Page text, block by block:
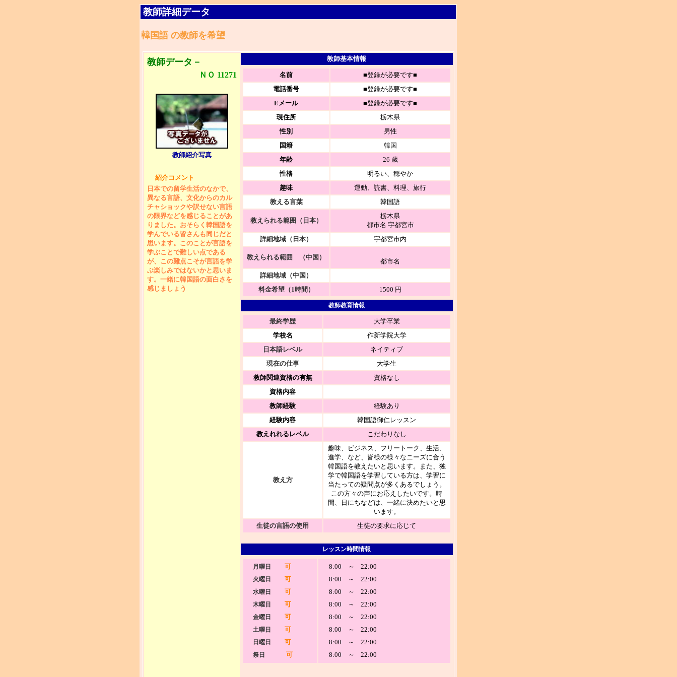
教師詳細データ
韓国語 の教師を希望
教師データ－
ＮＯ 11271
教師紹介写真
紹介コメント
日本での留学生活のなかで、
異なる言語、文化からのカル
チャショックや訳せない言語
の限界などを感じることがあ
りました。おそらく韓国語を
学んでいる皆さんも同じだと
思います。このことが言語を
学ぶことで難しい点である
が、この難点こそが言語を学
ぶ楽しみではないかと思いま
す。一緒に韓国語の面白さを
感じましょう
教師基本情報
名前
■登録が必要です■
電話番号
■登録が必要です■
Eメール
■登録が必要です■
現住所
栃木県
性別
男性
国籍
韓国
年齢
26 歳
性格
明るい、穏やか
趣味
運動、読書、料理、旅行
教える言葉
韓国語
教えられる範囲（日本）
栃木県
都市名 宇都宮市
詳細地域（日本）
宇都宮市内
教えられる範囲 （中国）
都市名
詳細地域（中国）
料金希望（1時間）
1500 円
教師教育情報
最終学歴
大学卒業
学校名
作新学院大学
日本語レベル
ネイティブ
現在の仕事
大学生
教師関連資格の有無
資格なし
資格内容
教師経験
経験あり
経験内容
韓国語御仁レッスン
教えれれるレベル
こだわりなし
教え方
趣味、ビジネス、フリートーク、生活、
進学、など、皆様の様々なニーズに合う
韓国語を教えたいと思います。また、独
学で韓国語を学習している方は、学習に
当たっての疑問点が多くあるでしょう。
この方々の声にお応えしたいです。時
間、日にちなどは、一緒に決めたいと思
います。
生徒の言語の使用
生徒の要求に応じて
レッスン時間情報
月曜日 可
火曜日 可
水曜日 可
木曜日 可
金曜日 可
土曜日 可
日曜日 可
祭日 可
8:00 ～
22:00
8:00 ～
22:00
8:00 ～
22:00
8:00 ～
22:00
8:00 ～
22:00
8:00 ～
22:00
8:00 ～
22:00
8:00 ～
22:00